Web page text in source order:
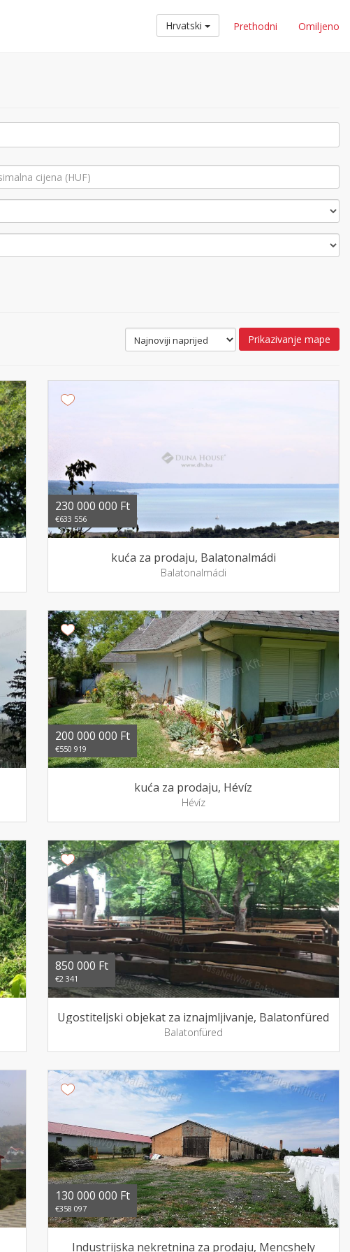
Hrvatski Prethodni Omiljeno
Prikazivanje mape
230 000 000 Ft
€633 556
kuća za prodaju, Balatonalmádi
Balatonalmádi
200 000 000 Ft
€550 919
kuća za prodaju, Hévíz
Hévíz
850 000 Ft
€2 341
Ugostiteljski objekat za iznajmljivanje, Balatonfüred
Balatonfüred
130 000 000 Ft
€358 097
Industrijska nekretnina za prodaju, Mencshely